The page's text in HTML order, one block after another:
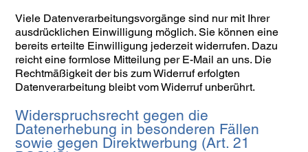
Viele Datenverarbeitungsvorgänge sind nur mit Ihrer
ausdrücklichen Einwilligung möglich. Sie können eine
bereits erteilte Einwilligung jederzeit widerrufen. Dazu
reicht eine formlose Mitteilung per E-Mail an uns. Die
Rechtmäßigkeit der bis zum Widerruf erfolgten
Datenverarbeitung bleibt vom Widerruf unberührt.
Widerspruchsrecht gegen die
Datenerhebung in besonderen Fällen
sowie gegen Direktwerbung (Art. 21